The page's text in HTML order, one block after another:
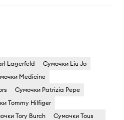
Lagerfeld
Сумочки Liu Jo
Medicine
Сумочки Patrizia Pepe
Tommy Hilfiger
Tory Burch Сумочки Tous